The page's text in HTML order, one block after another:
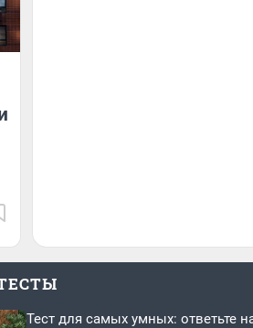
Тест для самых умных: ответьте